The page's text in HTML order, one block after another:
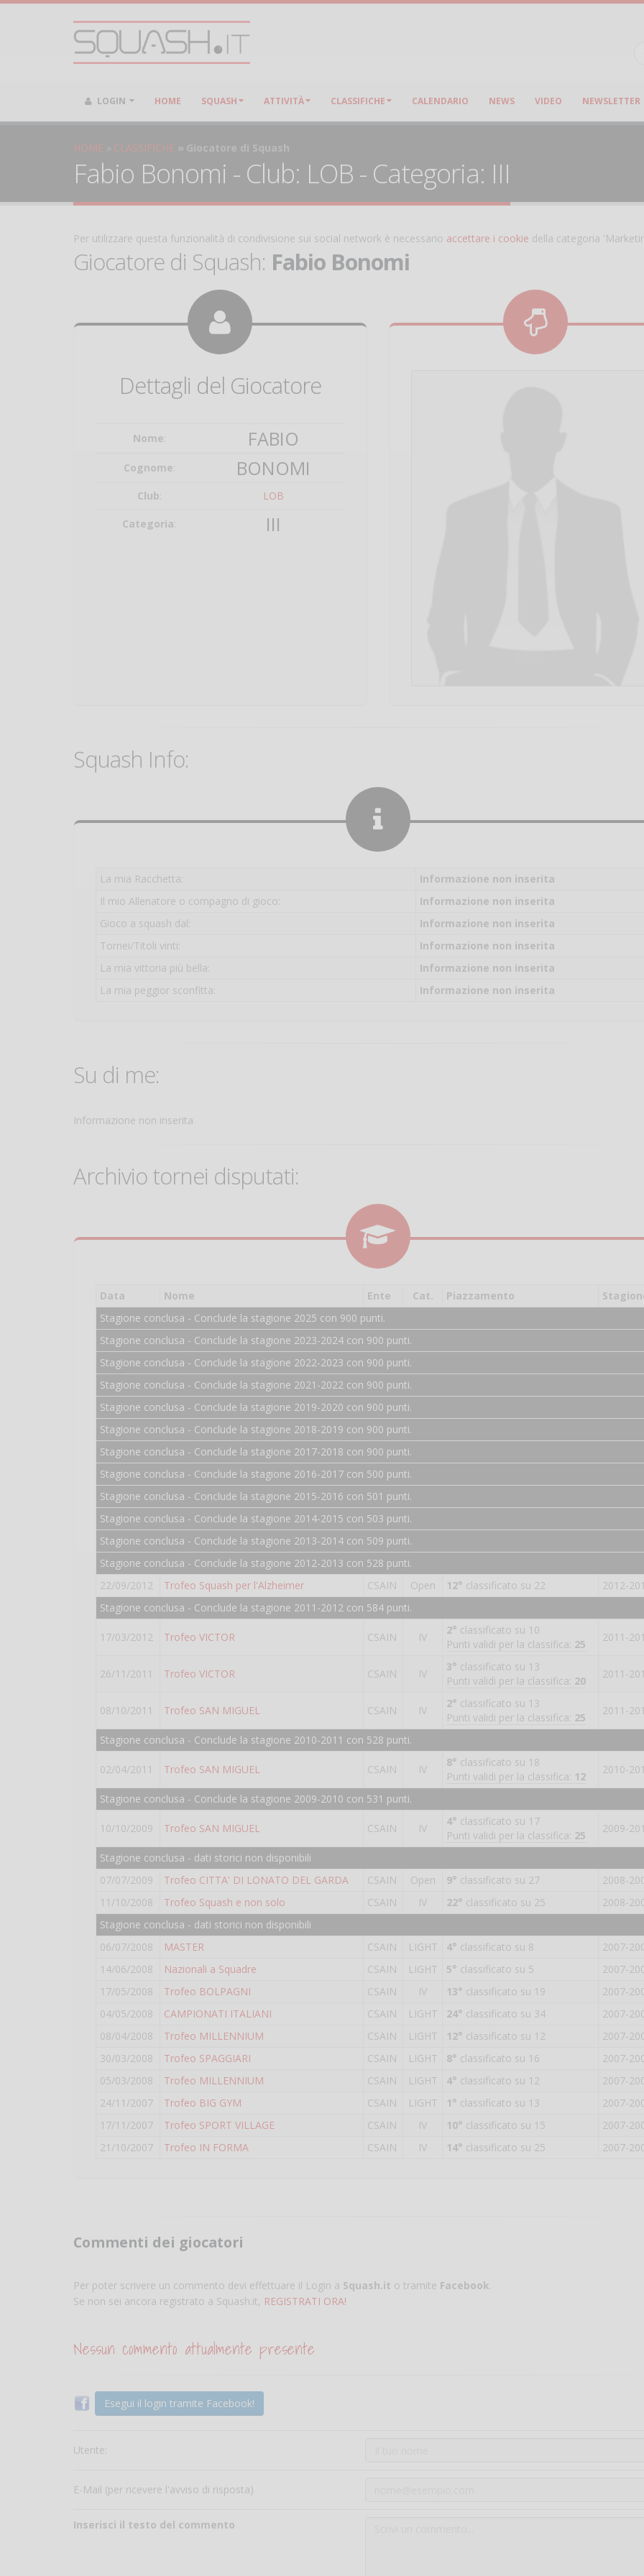
LOGIN HOME SQUASH ATTIVITÀ CLASSIFICHE CALENDARIO NEWS VIDEO NEWSLETTER
HOME CLASSIFICHE Giocatore di Squash
Fabio Bonomi - Club: LOB - Categoria: III
Per utilizzare questa funzionalità di condivisione sui social network è necessario accettare i cookie della categoria
Giocatore di Squash: Fabio Bonomi
Dettagli del Giocatore
Nome: FABIO
Cognome: BONOMI
Club: LOB
Categoria: III
Squash Info:
La mia Racchetta:
Informazione non inserita
Il mio Allenatore o compagno di gioco:
Informazione non inserita
Gioco a squash dal:
Informazione non inserita
Tornei/Titoli vinti:
Informazione non inserita
La mia vittoria più bella:
Informazione non inserita
La mia peggior sconfitta:
Informazione non inserita
Su di me:
Informazione non inserita
Archivio tornei disputati:
Data Nome Ente Cat. Piazzamento
Stagione conclusa - Conclude la stagione 2025 con 900 punti.
Stagione conclusa - Conclude la stagione 2023-2024 con 900 punti.
Stagione conclusa - Conclude la stagione 2022-2023 con 900 punti.
Stagione conclusa - Conclude la stagione 2021-2022 con 900 punti.
Stagione conclusa - Conclude la stagione 2019-2020 con 900 punti.
Stagione conclusa - Conclude la stagione 2018-2019 con 900 punti.
Stagione conclusa - Conclude la stagione 2017-2018 con 900 punti.
Stagione conclusa - Conclude la stagione 2016-2017 con 500 punti.
Stagione conclusa - Conclude la stagione 2015-2016 con 501 punti.
Stagione conclusa - Conclude la stagione 2014-2015 con 503 punti.
Stagione conclusa - Conclude la stagione 2013-2014 con 509 punti.
Stagione conclusa - Conclude la stagione 2012-2013 con 528 punti.
22/09/2012
Trofeo Squash per l'Alzheimer CSAIN Open 12° classificato su 22
2012-
Stagione conclusa - Conclude la stagione 2011-2012 con 584 punti.
17/03/2012 Trofeo VICTOR CSAIN IV
2° classificato su 10
Punti validi per la classifica: 25
2011-
26/11/2011 Trofeo VICTOR CSAIN IV
3° classificato su 13
Punti validi per la classifica: 20
2011-
08/10/2011 Trofeo SAN MIGUEL CSAIN IV
2° classificato su 13
Punti validi per la classifica: 25
2011-
Stagione conclusa - Conclude la stagione 2010-2011 con 528 punti.
02/04/2011 Trofeo SAN MIGUEL CSAIN IV
8° classificato su 18
Punti validi per la classifica: 12
2010-
Stagione conclusa - Conclude la stagione 2009-2010 con 531 punti.
10/10/2009 Trofeo SAN MIGUEL CSAIN IV
4° classificato su 17
Punti validi per la classifica: 25
2009-
Stagione conclusa - dati storici non disponibili
07/07/2009
Trofeo CITTA' DI LONATO DEL GARDA CSAIN Open 9° classificato su 27
2008-
11/10/2008
Trofeo Squash e non solo CSAIN IV 22° classificato su 25
2008-
Stagione conclusa - dati storici non disponibili
06/07/2008
MASTER CSAIN LIGHT 4° classificato su 8
2007-
14/06/2008
Nazionali a Squadre CSAIN LIGHT 5° classificato su 5
2007-
17/05/2008
Trofeo BOLPAGNI CSAIN IV 13° classificato su 19
2007-
04/05/2008
CAMPIONATI ITALIANI CSAIN LIGHT 24° classificato su 34
2007-
08/04/2008
Trofeo MILLENNIUM CSAIN LIGHT 12° classificato su 12
2007-
30/03/2008
Trofeo SPAGGIARI CSAIN LIGHT 8° classificato su 16
2007-
05/03/2008
Trofeo MILLENNIUM CSAIN LIGHT 4° classificato su 12
2007-
24/11/2007
Trofeo BIG GYM CSAIN LIGHT 1° classificato su 13
2007-
17/11/2007
Trofeo SPORT VILLAGE CSAIN IV 10° classificato su 15
2007-
21/10/2007
Trofeo IN FORMA CSAIN IV 14° classificato su 25 2007-
Commenti dei giocatori
Per poter scrivere un commento devi effettuare il Login a Squash.it o tramite Facebook.
Se non sei ancora registrato a Squash.it, REGISTRATI ORA!
Nessun commento attualmente presente
Esegui il login tramite Facebook!
Utente:
E-Mail (per ricevere l'avviso di risposta)
Inserisci il testo del commento
Salve,
come fare per
il campo per
un mio amico?
Devo chiamare il